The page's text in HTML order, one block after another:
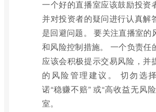
一个好的直播室应该鼓励投资
并对投资者的疑问进行认真解
是回避问题。 要关注直播室的
和风险控制措施。 一个负责任
应该会积极提示交易风险，并
的风险管理建议。 切勿选
诺“稳赚不赔” 或“高收益无风
室。